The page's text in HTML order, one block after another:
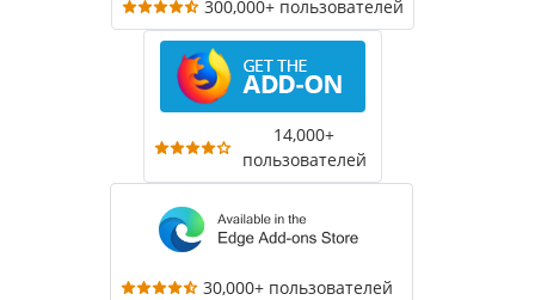
300,000+ пользователей
14,000+
пользователей
30,000+ пользователей